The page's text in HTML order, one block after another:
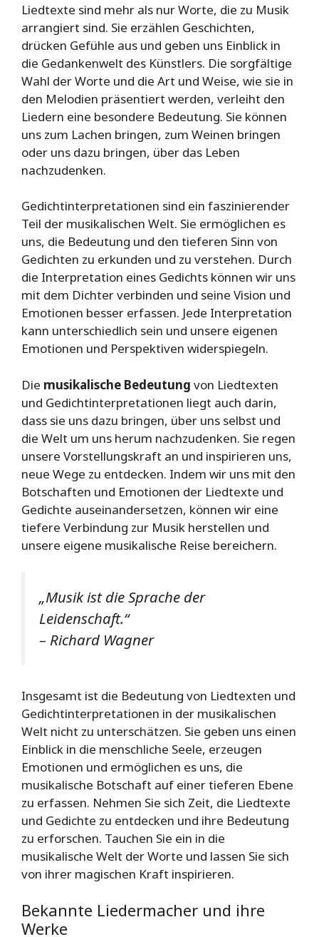
Liedtexte sind mehr als nur Worte, die zu Musik
arrangiert sind. Sie erzählen Geschichten,
drücken Gefühle aus und geben uns Einblick in
die Gedankenwelt des Künstlers. Die sorgfältige
Wahl der Worte und die Art und Weise, wie sie in
den Melodien präsentiert werden, verleiht den
Liedern eine besondere Bedeutung. Sie können
uns zum Lachen bringen, zum Weinen bringen
oder uns dazu bringen, über das Leben
nachzudenken.
Gedichtinterpretationen sind ein faszinierender
Teil der musikalischen Welt. Sie ermöglichen es
uns, die Bedeutung und den tieferen Sinn von
Gedichten zu erkunden und zu verstehen. Durch
die Interpretation eines Gedichts können wir uns
mit dem Dichter verbinden und seine Vision und
Emotionen besser erfassen. Jede Interpretation
kann unterschiedlich sein und unsere eigenen
Emotionen und Perspektiven widerspiegeln.
Die musikalische Bedeutung von Liedtexten
und Gedichtinterpretationen liegt auch darin,
dass sie uns dazu bringen, über uns selbst und
die Welt um uns herum nachzudenken. Sie regen
unsere Vorstellungskraft an und inspirieren uns,
neue Wege zu entdecken. Indem wir uns mit den
Botschaften und Emotionen der Liedtexte und
Gedichte auseinandersetzen, können wir eine
tiefere Verbindung zur Musik herstellen und
unsere eigene musikalische Reise bereichern.
„Musik ist die Sprache der
Leidenschaft.“
– Richard Wagner
Insgesamt ist die Bedeutung von Liedtexten und
Gedichtinterpretationen in der musikalischen
Welt nicht zu unterschätzen. Sie geben uns einen
Einblick in die menschliche Seele, erzeugen
Emotionen und ermöglichen es uns, die
musikalische Botschaft auf einer tieferen Ebene
zu erfassen. Nehmen Sie sich Zeit, die Liedtexte
und Gedichte zu entdecken und ihre Bedeutung
zu erforschen. Tauchen Sie ein in die
musikalische Welt der Worte und lassen Sie sich
von ihrer magischen Kraft inspirieren.
Bekannte Liedermacher und ihre
Werke